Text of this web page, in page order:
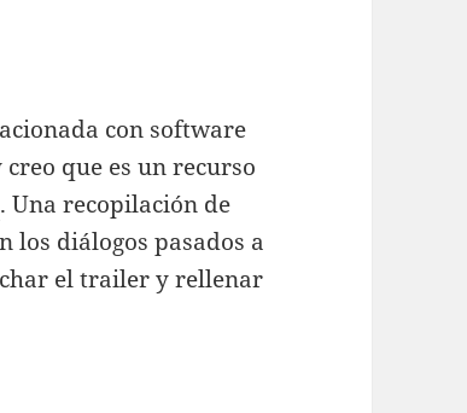
con software
que es un recurso
. Una recopilación de
los diálogos pasados a
el trailer y rellenar